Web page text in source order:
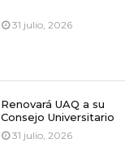
31 julio, 2026
Renovará UAQ a su
Consejo Universitario
31 julio, 2026